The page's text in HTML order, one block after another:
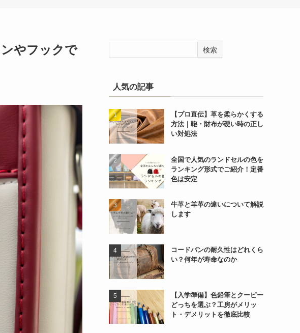
やフックで
検索
人気の記事
【プロ直伝】革を柔らかくする
方法｜鞄・財布が硬い時の正し
い対処法
全国で人気のランドセルの色を
ランキング形式でご紹介！定番
色は安定
牛革と羊革の違いについて解説
します
コードバンの耐久性はどれくら
い？何年が寿命なのか
【入学準備】色鉛筆とクーピー
どっちを選ぶ？工房がメリッ
ト・デメリットを徹底比較